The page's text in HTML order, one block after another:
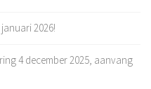
2026!
4 december 2025, aanvang